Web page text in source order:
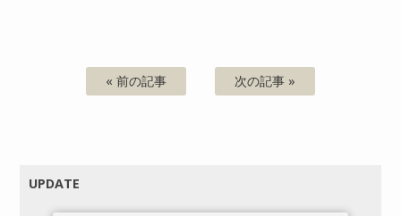
« 前の記事 次の記事 »
UPDATE